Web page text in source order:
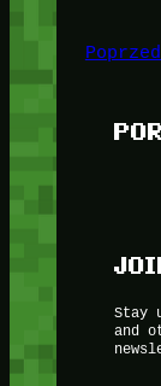
Stay
and